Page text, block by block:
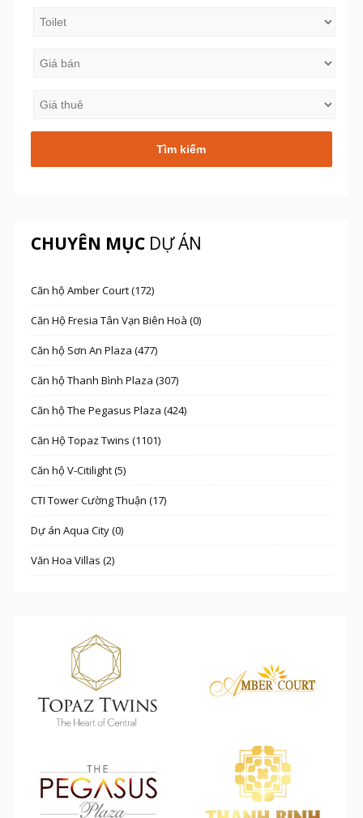
CHUYÊN MỤCDỰ ÁN
Căn hộ Amber Court (172)
Căn Hộ Fresia Tân Vạn Biên Hoà (0)
Căn hộ Sơn An Plaza (477)
Căn hộ Thanh Bình Plaza (307)
Căn hộ The Pegasus Plaza (424)
Căn Hộ Topaz Twins (1101)
Căn hộ V-Citilight (5)
CTI Tower Cường Thuận (17)
Dự án Aqua City (0)
Văn Hoa Villas (2)